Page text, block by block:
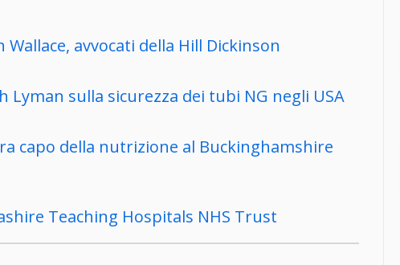
avvocati della Hill Dickinson
Lyman sulla sicurezza dei tubi NG negli USA
capo della nutrizione al Buckinghamshire
Teaching Hospitals NHS Trust